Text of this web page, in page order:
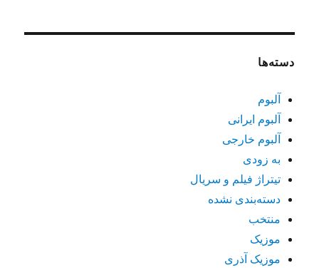
دسته‌ها
آلبوم
آلبوم ایرانی
آلبوم خارجی
به زودی
تیتراژ فیلم و سریال
دسته‌بندی نشده
منتخب
موزیک
موزیک آذری